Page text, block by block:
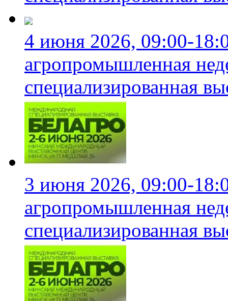
4 июня 2026, 09:00-
агропромышленная
специализированная
3 июня 2026, 09:00-
агропромышленная
специализированная